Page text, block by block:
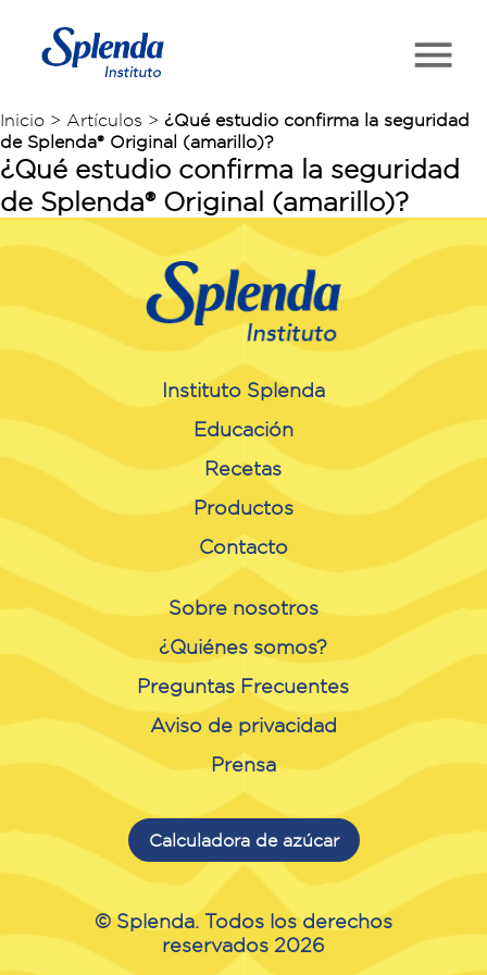
Inicio > Artículos > ¿Qué estudio confirma la seguridad
de Splenda® Original (amarillo)?
¿Qué estudio confirma la seguridad
de Splenda® Original (amarillo)?
Instituto Splenda
Educación
Recetas
Productos
Contacto
Sobre nosotros
¿Quiénes somos?
Preguntas Frecuentes
Aviso de privacidad
Prensa
Calculadora de azúcar
© Splenda. Todos los derechos
reservados 2026